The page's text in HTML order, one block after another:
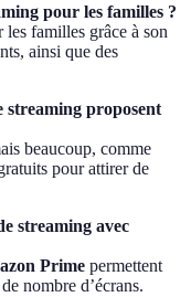
pour les familles ?
les familles grâce à son
ainsi que des
streaming proposent
beaucoup, comme
pour attirer de
streaming avec
Prime permettent
nombre d’écrans.